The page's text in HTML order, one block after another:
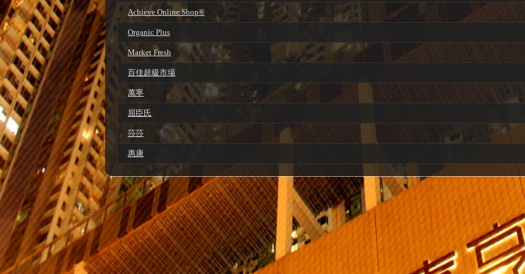
Achieve Online Shop®
Organic Plus
Market Fresh
百佳超級市場
萬寧
屈臣氏
莎莎
惠康